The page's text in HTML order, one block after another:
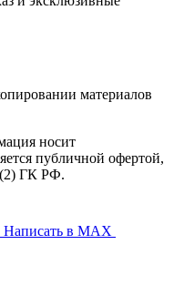
материалов
носит
публичной офертой,
(2) ГК РФ.
Написать в MAX